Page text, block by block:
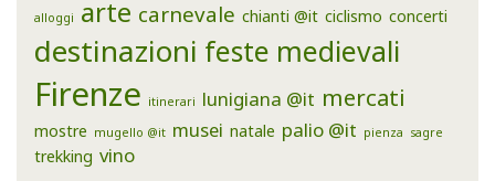
alloggi arte carnevale chianti @it ciclismo concerti
destinazioni feste medievali
Firenze itinerari lunigiana @it mercati
mostre mugello @it musei natale palio @it pienza sagre
trekking vino